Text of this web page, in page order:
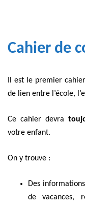
Cahier de
Il est le premier
de lien entre l’école,
Ce cahier devra
votre enfant.
On y trouve :
Des
de vacances,